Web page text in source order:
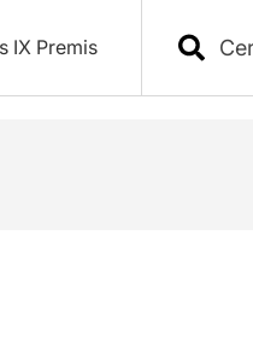
IX Premis